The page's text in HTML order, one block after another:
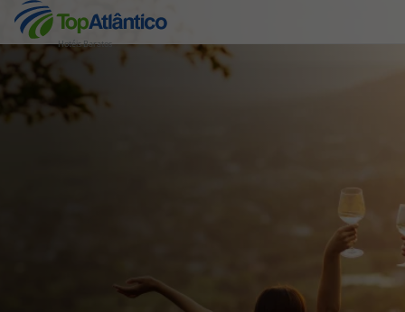
Hotéis Baratos
Destinos
Pacotes de Férias